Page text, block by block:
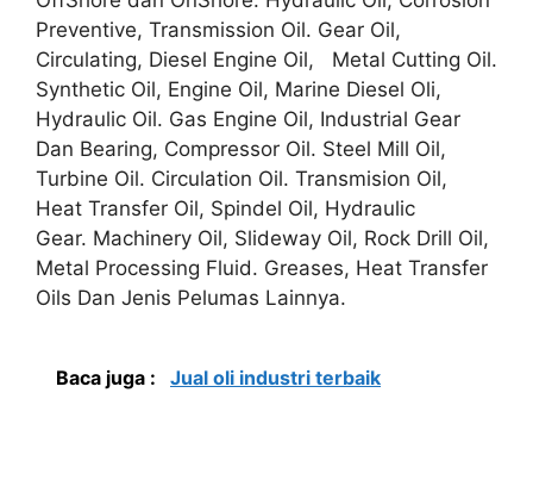
Preventive, Transmission Oil. Gear Oil,
Circulating, Diesel Engine Oil, Metal Cutting Oil.
Synthetic Oil, Engine Oil, Marine Diesel Oli,
Hydraulic Oil. Gas Engine Oil, Industrial Gear
Dan Bearing, Compressor Oil. Steel Mill Oil,
Turbine Oil. Circulation Oil. Transmision Oil,
Heat Transfer Oil, Spindel Oil, Hydraulic
Gear. Machinery Oil, Slideway Oil, Rock Drill Oil,
Metal Processing Fluid. Greases, Heat Transfer
Oils Dan Jenis Pelumas Lainnya.
Baca juga : Jual oli industri terbaik